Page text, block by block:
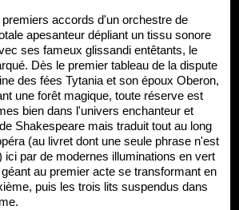
accords d'un orchestre de
apesanteur dépliant un tissu sonore
ses fameux glissandi entêtants, le
Dès le premier tableau de la dispute
des fées Tytania et son époux Oberon,
une forêt magique, toute réserve est
bien dans l'univers enchanteur et
Shakespeare mais traduit tout au long
(au livret dont une seule phrase n'est
ici par de modernes illuminations en vert
au premier acte se transformant en
puis les trois lits suspendus dans